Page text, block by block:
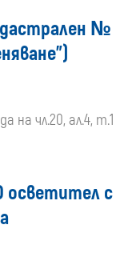
№
на чл.20, ал.4, т.1
осветител с